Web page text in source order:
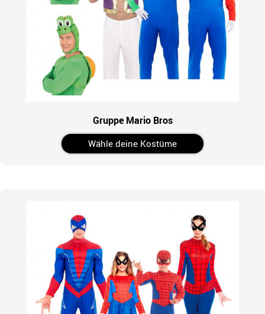
Gruppe Mario Bros
Wähle deine Kostüme